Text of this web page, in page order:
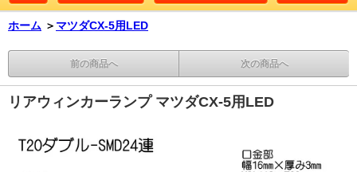
ホーム ＞ マツダCX-5用LED
前の商品へ 次の商品へ
リアウィンカーランプ マツダCX-5用LED